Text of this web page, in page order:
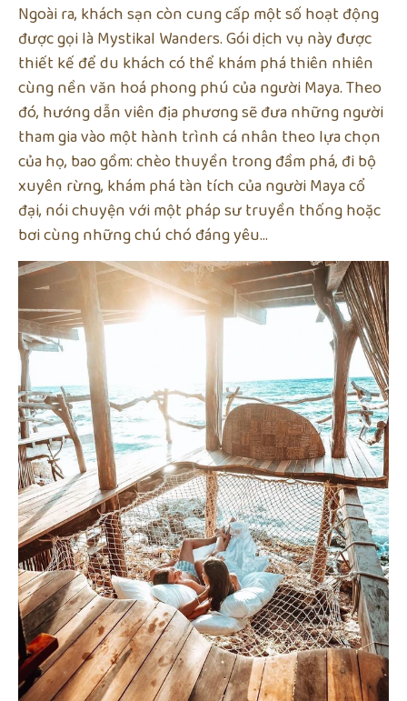
Ngoài ra, khách sạn còn cung cấp một số hoạt động
được gọi là Mystikal Wanders. Gói dịch vụ này được
thiết kế để du khách có thể khám phá thiên nhiên
cùng nền văn hoá phong phú của người Maya. Theo
đó, hướng dẫn viên địa phương sẽ đưa những người
tham gia vào một hành trình cá nhân theo lựa chọn
của họ, bao gồm: chèo thuyền trong đầm phá, đi bộ
xuyên rừng, khám phá tàn tích của người Maya cổ
đại, nói chuyện với một pháp sư truyền thống hoặc
bơi cùng những chú chó đáng yêu…